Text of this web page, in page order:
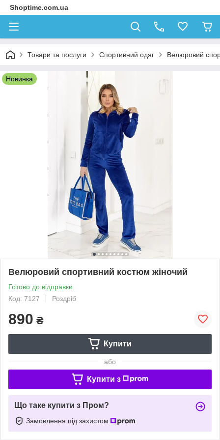
Shoptime.com.ua
Товари та послуги Спортивний одяг Велюровий
Новинка
Велюровий спортивний костюм жіночий
Готово до відправки
Код: 7127
Роздріб
890 ₴
Купити
або
Купити з
Що таке купити з Пром?
Замовлення під захистом